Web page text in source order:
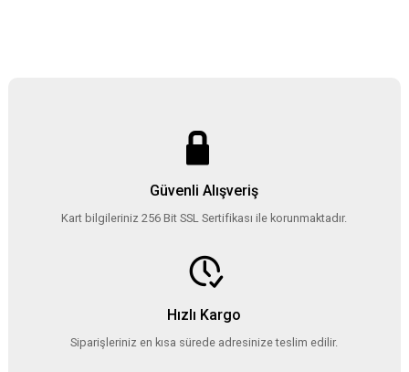
Güvenli Alışveriş
Kart bilgileriniz 256 Bit SSL Sertifikası ile korunmaktadır.
Hızlı Kargo
Siparişleriniz en kısa sürede adresinize teslim edilir.